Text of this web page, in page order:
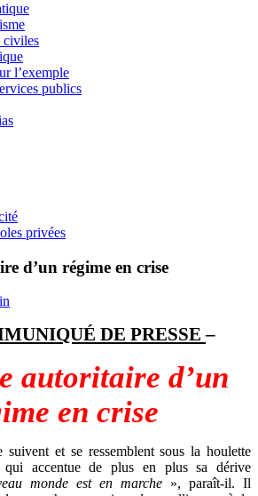
civiles
l’exemple
publics
privées
d’un régime en crise
DE PRESSE–
autoritaire d’un
en crise
suivent et se ressemblent sous la houlette
qui accentue de plus en plus sa dérive
monde est en marche », paraît-il. Il